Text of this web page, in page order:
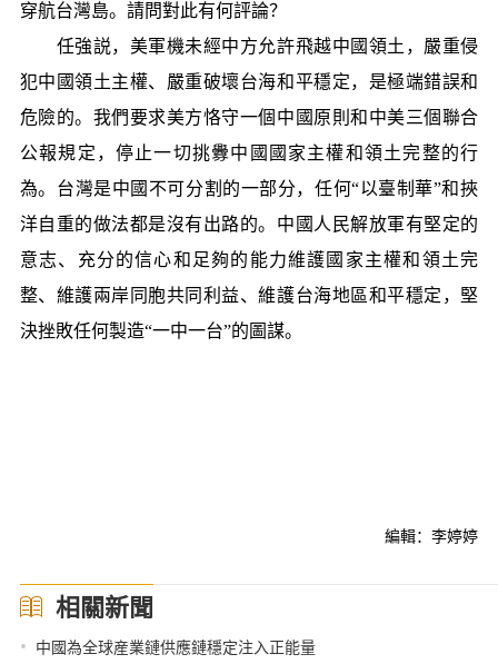
穿航台灣島。請問對此有何評論？
任強説，美軍機未經中方允許飛越中國領土，嚴重侵
犯中國領土主權、嚴重破壞台海和平穩定，是極端錯誤和
危險的。我們要求美方恪守一個中國原則和中美三個聯合
公報規定，停止一切挑釁中國國家主權和領土完整的行
為。台灣是中國不可分割的一部分，任何“以臺制華”和挾
洋自重的做法都是沒有出路的。中國人民解放軍有堅定的
意志、充分的信心和足夠的能力維護國家主權和領土完
整、維護兩岸同胞共同利益、維護台海地區和平穩定，堅
決挫敗任何製造“一中一台”的圖謀。
編輯：李婷婷
相關新聞
• 中國為全球産業鏈供應鏈穩定注入正能量